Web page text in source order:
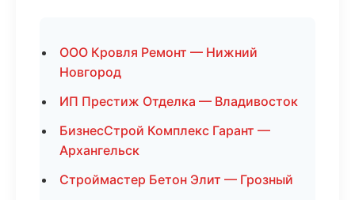
ООО Кровля Ремонт — Нижний
Новгород
ИП Престиж Отделка — Владивосток
БизнесСтрой Комплекс Гарант —
Архангельск
Строймастер Бетон Элит — Грозный